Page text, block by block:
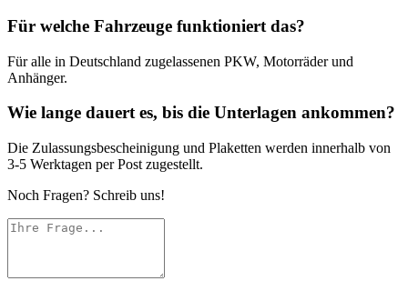
Für welche Fahrzeuge funktioniert das?
Für alle in Deutschland zugelassenen PKW, Motorräder und
Anhänger.
Wie lange dauert es, bis die Unterlagen ankommen?
Die Zulassungsbescheinigung und Plaketten werden innerhalb von
3-5 Werktagen per Post zugestellt.
Noch Fragen? Schreib uns!